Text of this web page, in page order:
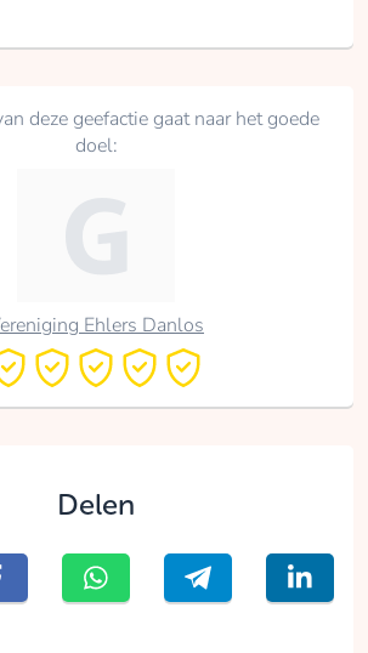
deze geefactie gaat naar het goede
doel:
Ehlers Danlos
Delen